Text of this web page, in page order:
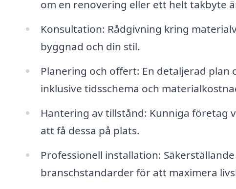
om en renovering eller ett helt takbyte
Konsultation: Rådgivning kring
byggnad och din stil.
Planering och offert: En detaljerad
inklusive tidsschema och
Hantering av tillstånd: Kunniga företag
att få dessa på plats.
Professionell installation:
branschstandarder för att maximera